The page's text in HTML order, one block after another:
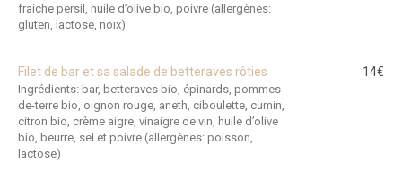
fraiche persil, huile d’olive bio, poivre (allergènes:
gluten, lactose, noix)
Filet de bar et sa salade de betteraves rôties
Ingrédients: bar, betteraves bio, épinards, pommes-
de-terre bio, oignon rouge, aneth, ciboulette, cumin,
citron bio, crème aigre, vinaigre de vin, huile d’olive
bio, beurre, sel et poivre (allergènes: poisson,
lactose)
14€